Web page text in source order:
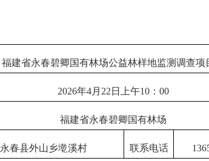
福建省永春碧卿国有林场公益林样地监测调查项
2026年4月 22 日上午10：00
福建省永春碧卿国有林场
永春县外山乡墘溪村 联系电话